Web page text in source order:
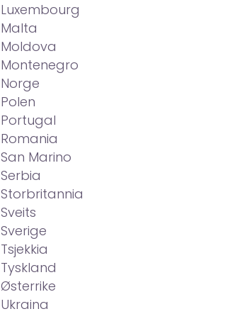
Luxembourg
Malta
Moldova
Montenegro
Norge
Polen
Portugal
Romania
San Marino
Serbia
Storbritannia
Sveits
Sverige
Tsjekkia
Tyskland
Østerrike
Ukraina